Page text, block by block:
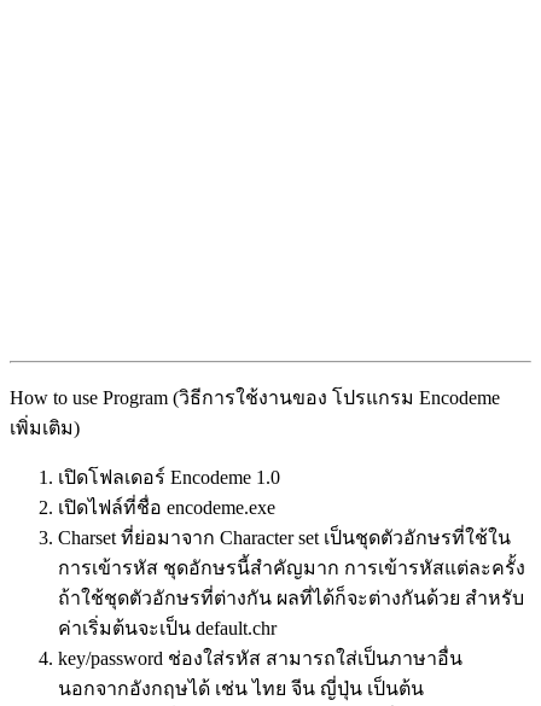
How to use Program (วิธีการใช้งานของ โปรแกรม Encodeme
เพิ่มเติม)
เปิดโฟลเดอร์ Encodeme 1.0
เปิดไฟล์ที่ชื่อ encodeme.exe
Charset ที่ย่อมาจาก Character set เป็นชุดตัวอักษรที่ใช้ใน
การเข้ารหัส ชุดอักษรนี้สำคัญมาก การเข้ารหัสแต่ละครั้ง
ถ้าใช้ชุดตัวอักษรที่ต่างกัน ผลที่ได้ก็จะต่างกันด้วย สำหรับ
ค่าเริ่มต้นจะเป็น default.chr
key/password ช่องใส่รหัส สามารถใส่เป็นภาษาอื่น
นอกจากอังกฤษได้ เช่น ไทย จีน ญี่ปุ่น เป็นต้น